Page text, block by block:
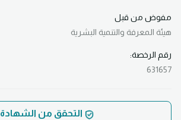
مفوض من قبل
هيئة المعرفة والتنمية البشرية
رقم الرخصة:
631657
التحقق من الشهادة